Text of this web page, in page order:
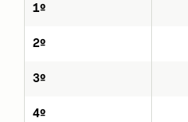
1º
2º
3º
4º